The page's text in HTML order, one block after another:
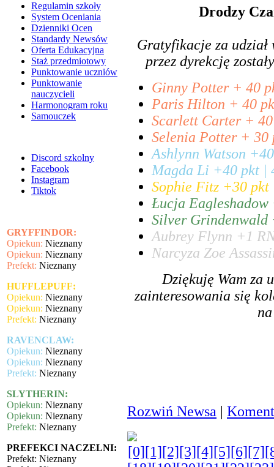
Regulamin szkoły
System Oceniania
Dzienniki Ocen
Standardy Newsów
Oferta Edukacyjna
Staż przedmiotowy
Punktowanie uczniów
Punktowanie
nauczycieli
Harmonogram roku
Samouczek
Discord szkolny
Facebook
Instagram
Tiktok
GRYFFINDOR:
Opiekun: Nieznany
Opiekun: Nieznany
Prefekt: Nieznany
HUFFLEPUFF:
Opiekun: Nieznany
Opiekun: Nieznany
Prefekt: Nieznany
RAVENCLAW:
Opiekun: Nieznany
Opiekun: Nieznany
Prefekt: Nieznany
SLYTHERIN:
Opiekun: Nieznany
Opiekun: Nieznany
Prefekt: Nieznany
PREFEKCI NACZELNI:
Prefekt: Nieznany
Drodzy
Gratyfikacje za
przez dyrekcję
Ginny Potter + 40
Paris Hilton + 40
Scarlett Carter +
Selenia Potter + 30
Ashlynn Watson
Magda Li +40 pkt |
Sophie Fitz +30 pkt
Łucja
Silver Grindenwald
Aubrey Flynn +1
Narcyza Zoe
Dziękuję Wam za
zainteresowania się
Rozwiń Newsa |
[0][1][2][3][4][5][6][7]